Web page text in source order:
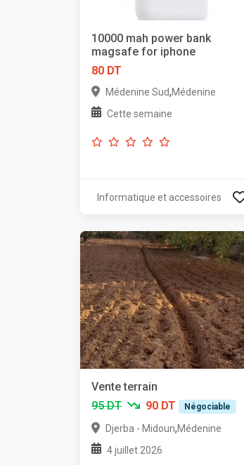
10000 mah power bank
magsafe for iphone
80 DT
Médenine Sud,Médenine
Cette semaine
Informatique et accessoires
Vente terrain
95 DT
90 DT Négociable
Djerba - Midoun,Médenine
4 juillet 2026